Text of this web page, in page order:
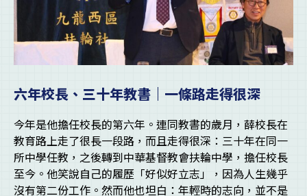
六年校長、三十年教書｜一條路走得很深
今年是他擔任校長的第六年。連同教書的歲月，薛校長在
教育路上走了很長一段路，而且走得很深：三十年在同一
所中學任教，之後轉到中華基督教會扶輪中學，擔任校長
至今。他笑說自己的履歷「好似好立志」，因為人生幾乎
沒有第二份工作。然而他也坦白：年輕時的志向，並不是